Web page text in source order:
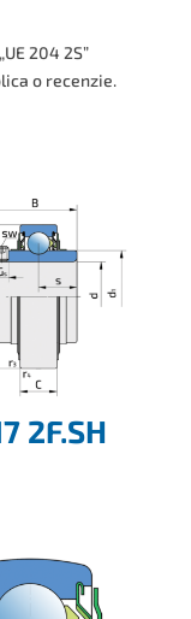
204 2S”
o recenzie.
2F.SH